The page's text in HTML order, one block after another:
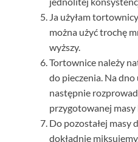
Ja użyłam
można użyć trochę
wyższy.
Tortownice należy
do pieczenia. Na dno
następnie
przygotowanej
Do pozostałej masy
dokładnie